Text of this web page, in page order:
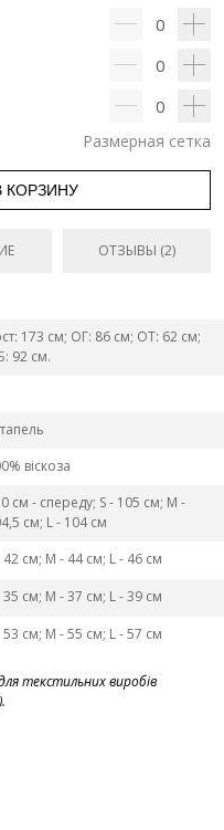
0
0
0
Размерная сетка
КОРЗИНУ
ОТЗЫВЫ (2)
173 см; ОГ: 86 см; ОТ: 62 см;
92 см.
віскоза
см - спереду; S - 105 см; M -
см; L - 104 см
42 см; M - 44 см; L - 46 см
35 см; M - 37 см; L - 39 см
53 см; M - 55 см; L - 57 см
текстильних виробів
).